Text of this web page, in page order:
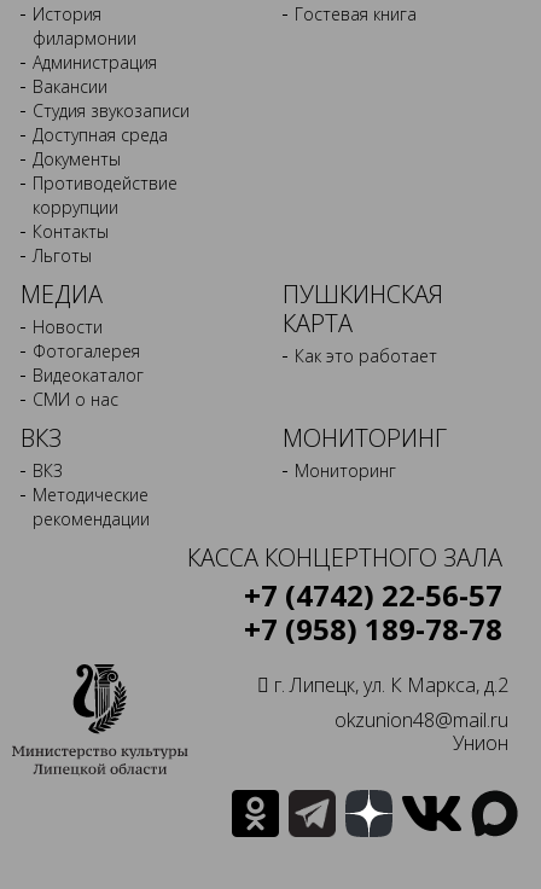
История
филармонии
Администрация
Вакансии
Студия звукозаписи
Доступная среда
Документы
Противодействие
коррупции
Контакты
Льготы
Гостевая книга
МЕДИА
Новости
Фотогалерея
Видеокаталог
СМИ о нас
ПУШКИНСКАЯ
КАРТА
Как это работает
ВКЗ
ВКЗ
Методические
рекомендации
МОНИТОРИНГ
Мониторинг
КАССА КОНЦЕРТНОГО ЗАЛА
+7 (4742) 22-56-57
+7 (958) 189-78-78
г. Липецк, ул. К Маркса, д.2
okzunion48@mail.ru
Унион